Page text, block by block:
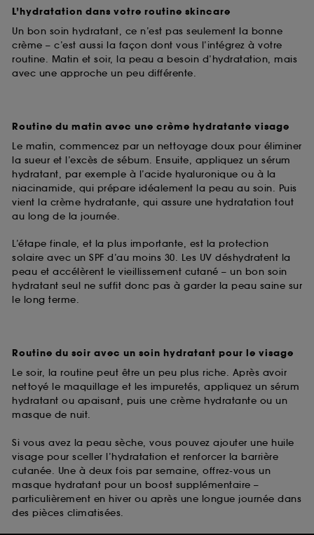
L’hydratation dans votre routine skincare
Un bon soin hydratant, ce n’est pas seulement la bonne
crème – c’est aussi la façon dont vous l’intégrez à votre
routine. Matin et soir, la peau a besoin d’hydratation, mais
avec une approche un peu différente.
Routine du matin avec une crème hydratante visage
Le matin, commencez par un nettoyage doux pour éliminer
la sueur et l’excès de sébum. Ensuite, appliquez un sérum
hydratant, par exemple à l’acide hyaluronique ou à la
niacinamide, qui prépare idéalement la peau au soin. Puis
vient la crème hydratante, qui assure une hydratation tout
au long de la journée.
L’étape finale, et la plus importante, est la protection
solaire avec un SPF d’au moins 30. Les UV déshydratent la
peau et accélèrent le vieillissement cutané – un bon soin
hydratant seul ne suffit donc pas à garder la peau saine sur
le long terme.
Routine du soir avec un soin hydratant pour le visage
Le soir, la routine peut être un peu plus riche. Après avoir
nettoyé le maquillage et les impuretés, appliquez un sérum
hydratant ou apaisant, puis une crème hydratante ou un
masque de nuit.
Si vous avez la peau sèche, vous pouvez ajouter une huile
visage pour sceller l’hydratation et renforcer la barrière
cutanée. Une à deux fois par semaine, offrez-vous un
masque hydratant pour un boost supplémentaire –
particulièrement en hiver ou après une longue journée dans
des pièces climatisées.